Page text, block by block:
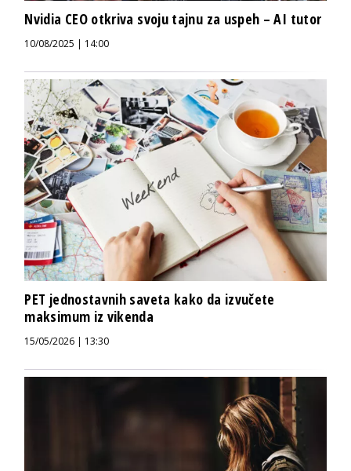
Nvidia CEO otkriva svoju tajnu za uspeh – AI tutor
10/08/2025 | 14:00
PET jednostavnih saveta kako da izvučete
maksimum iz vikenda
15/05/2026 | 13:30